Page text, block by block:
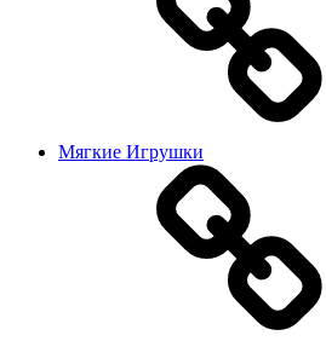
Мягкие Игрушки